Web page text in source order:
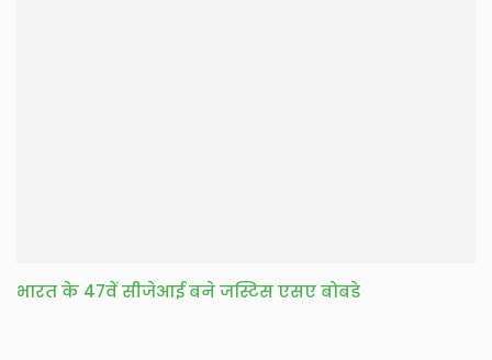
भारत के 47वें सीजेआई बने जस्टिस एसए बोबडे